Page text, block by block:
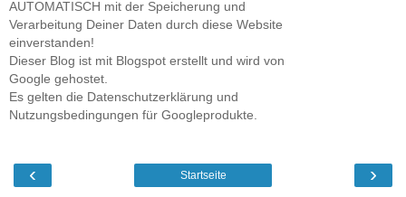
AUTOMATISCH mit der Speicherung und
Verarbeitung Deiner Daten durch diese Website
einverstanden!
Dieser Blog ist mit Blogspot erstellt und wird von
Google gehostet.
Es gelten die Datenschutzerklärung und
Nutzungsbedingungen für Googleprodukte.
‹ ›
Startseite